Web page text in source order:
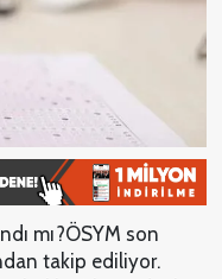
mı?ÖSYM son
takip ediliyor.